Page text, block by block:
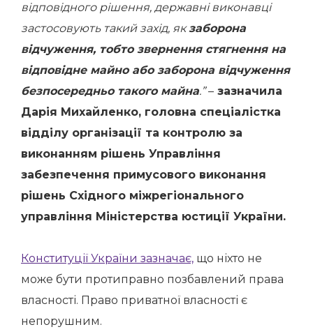
відповідного рішення, державні виконавці
застосовують такий захід, якзаборона
відчуження, тобто звернення стягнення на
відповідне майно або заборона відчуження
безпосередньо такого майна.”– зазначила
Дарія Михайленко, головна спеціалістка
відділу організації та контролю за
виконанням рішень Управління
забезпечення примусового виконання
рішень Східного міжрегіонального
управління Міністерства юстиції України.
Конституції України зазначає, що ніхто не
може бути протиправно позбавлений права
власності. Право приватної власності є
непорушним.